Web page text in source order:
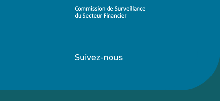
Suivez-nous
sursur